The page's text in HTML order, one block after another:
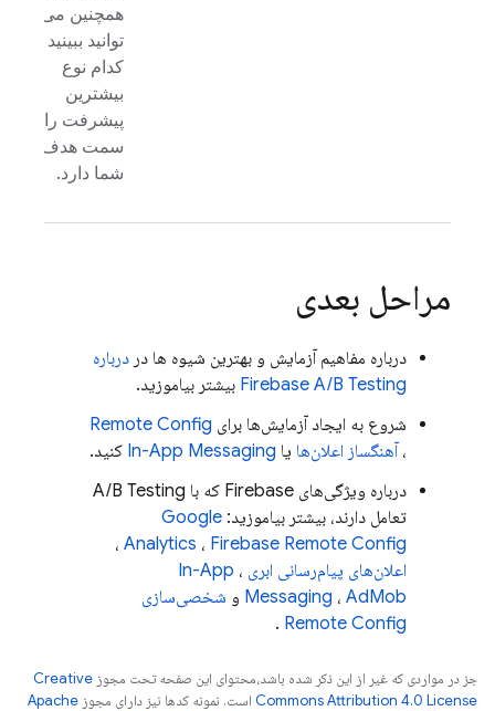
همچنین می
توانید ببینید
کدام نوع
بیشترین
پیشرفت را به
سمت هدف
شما دارد.
مراحل بعدی
درباره مفاهیم آزمایش و بهترین شیوه ها در درباره
Firebase A/B Testing بیشتر بیاموزید.
شروع به ایجاد آزمایش‌ها برای Remote Config
، آهنگساز اعلان‌ها یا In-App Messaging کنید.
درباره ویژگی‌های Firebase که با
A/B Testing
تعامل دارند، بیشتر بیاموزید: Google
Analytics ، Firebase Remote Config
،
اعلان‌های پیام‌رسانی ابری ، In-App
Messaging ، AdMob و شخصی‌سازی
Remote Config
.
جز در مواردی که غیر از این ذکر شده باشد،‌محتوای این صفحه تحت مجوز Creative
Commons Attribution 4.0 License است. نمونه کدها نیز دارای مجوز Apache